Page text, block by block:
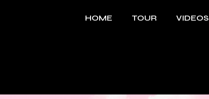
HOME TOUR VIDEOS